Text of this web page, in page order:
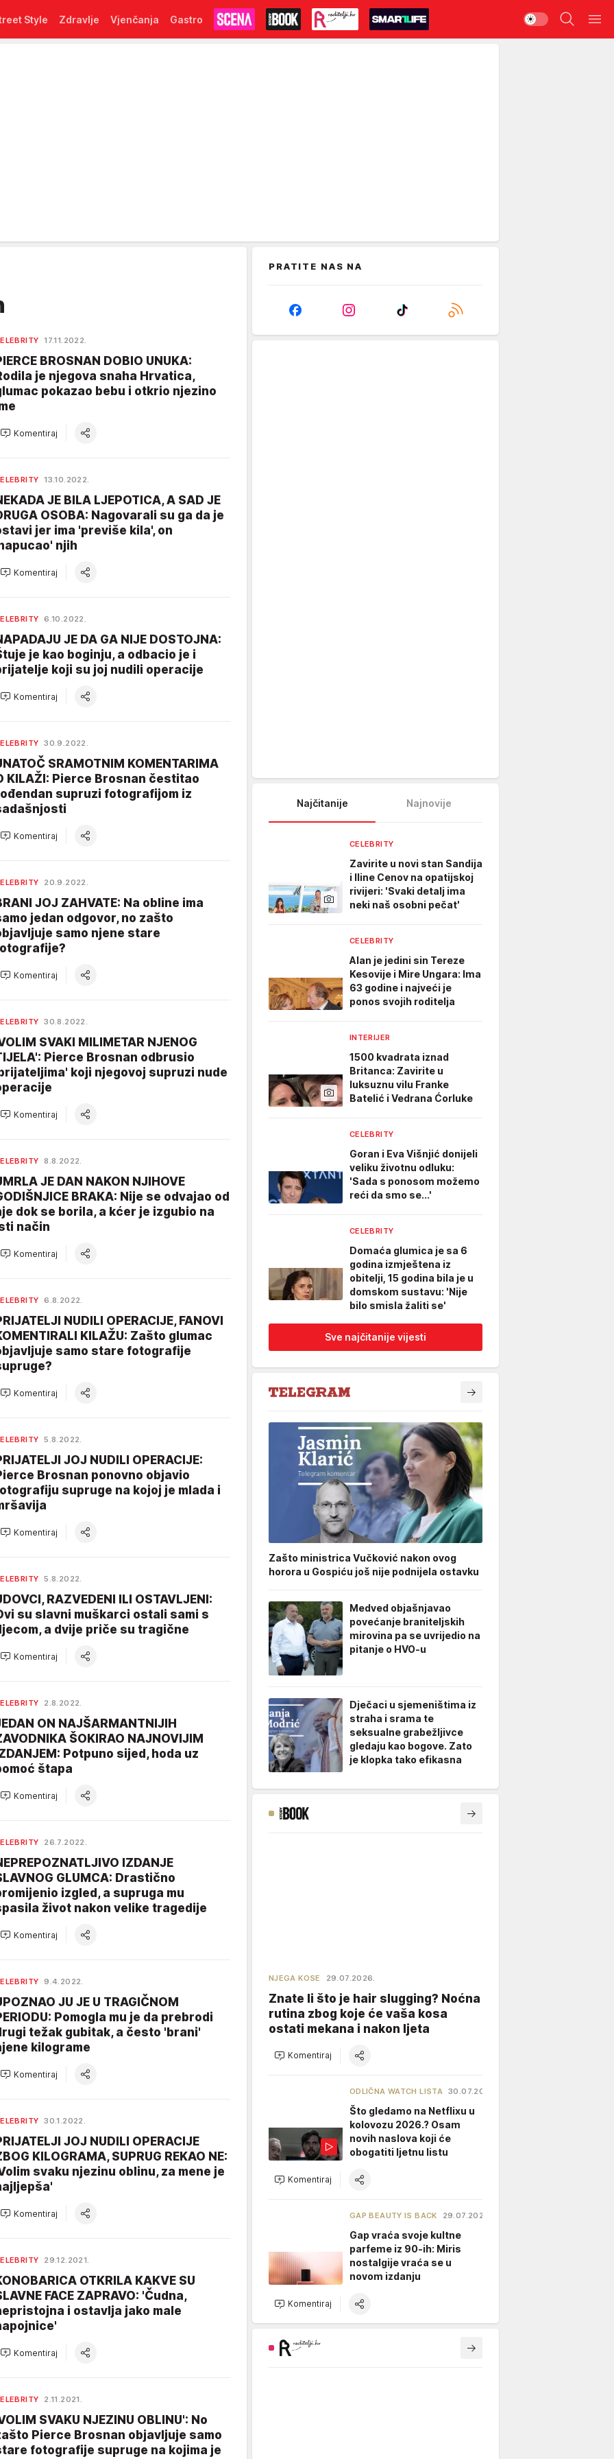
Style Zdravlje Vjenčanja Gastro
17.11.2022.
BROSNAN DOBIO UNUKA:
je njegova snaha Hrvatica,
pokazao bebu i otkrio njezino
Komentiraj
13.10.2022.
JE BILA LJEPOTICA, A SAD JE
OSOBA: Nagovarali su ga da je
jer ima 'previše kila', on
njih
Komentiraj
6.10.2022.
JE DA GA NIJE DOSTOJNA:
je kao boginju, a odbacio je i
koji su joj nudili operacije
Komentiraj
30.9.2022.
SRAMOTNIM KOMENTARIMA
KILAŽI: Pierce Brosnan čestitao
supruzi fotografijom iz
Komentiraj
20.9.2022.
JOJ ZAHVATE: Na obline ima
jedan odgovor, no zašto
samo njene stare
Komentiraj
30.8.2022.
SVAKI MILIMETAR NJENOG
Pierce Brosnan odbrusio
koji njegovoj supruzi nude
Komentiraj
8.8.2022.
JE DAN NAKON NJIHOVE
BRAKA: Nije se odvajao od
dok se borila, a kćer je izgubio na
način
Komentiraj
6.8.2022.
NUDILI OPERACIJE, FANOVI
KILAŽU: Zašto glumac
samo stare fotografije
Komentiraj
5.8.2022.
JOJ NUDILI OPERACIJE:
Brosnan ponovno objavio
supruge na kojoj je mlada i
Komentiraj
5.8.2022.
RAZVEDENI ILI OSTAVLJENI:
su slavni muškarci ostali sami s
a dvije priče su tragične
Komentiraj
2.8.2022.
ON NAJŠARMANTNIJIH
ŠOKIRAO NAJNOVIJIM
Potpuno sijed, hoda uz
štapa
Komentiraj
26.7.2022.
IZDANJE
GLUMCA: Drastično
izgled, a supruga mu
život nakon velike tragedije
Komentiraj
9.4.2022.
JU JE U TRAGIČNOM
Pomogla mu je da prebrodi
težak gubitak, a često 'brani'
kilograme
Komentiraj
30.1.2022.
JOJ NUDILI OPERACIJE
KILOGRAMA, SUPRUG REKAO NE:
svaku njezinu oblinu, za mene je
Komentiraj
29.12.2021.
OTKRILA KAKVE SU
FACE ZAPRAVO: 'Čudna,
i ostavlja jako male
Komentiraj
2.11.2021.
SVAKU NJEZINU OBLINU': No
Pierce Brosnan objavljuje samo
fotografije supruge na kojima je
PRATITE NAS NA
Najčitanije Najnovije
CELEBRITY
Zavirite u novi stan Sandija
i Iline Cenov na opatijskoj
rivijeri: 'Svaki detalj ima
neki naš osobni pečat'
CELEBRITY
Alan je jedini sin Tereze
Kesovije i Mire Ungara: Ima
63 godine i najveći je
ponos svojih roditelja
INTERIJER
1500 kvadrata iznad
Britanca: Zavirite u
luksuznu vilu Franke
Batelić i Vedrana Ćorluke
CELEBRITY
Goran i Eva Višnjić donijeli
veliku životnu odluku:
'Sada s ponosom možemo
reći da smo se...'
CELEBRITY
Domaća glumica je sa 6
godina izmještena iz
obitelji, 15 godina bila je u
domskom sustavu: 'Nije
bilo smisla žaliti se'
Sve najčitanije vijesti
Zašto ministrica Vučković nakon ovog
horora u Gospiću još nije podnijela ostavku
Medved objašnjavao
povećanje braniteljskih
mirovina pa se uvrijedio na
pitanje o HVO-u
Dječaci u sjemeništima iz
straha i srama te
seksualne grabežljivce
gledaju kao bogove. Zato
je klopka tako efikasna
NJEGA KOSE 29.07.2026.
Znate li što je hair slugging? Noćna
rutina zbog koje će vaša kosa
ostati mekana i nakon ljeta
Komentiraj
ODLIČNA WATCH LISTA 30.07.2026.
Što gledamo na Netflixu u
kolovozu 2026.? Osam
novih naslova koji će
obogatiti ljetnu listu
Komentiraj
GAP BEAUTY IS BACK 29.07.2026.
Gap vraća svoje kultne
parfeme iz 90-ih: Miris
nostalgije vraća se u
novom izdanju
Komentiraj